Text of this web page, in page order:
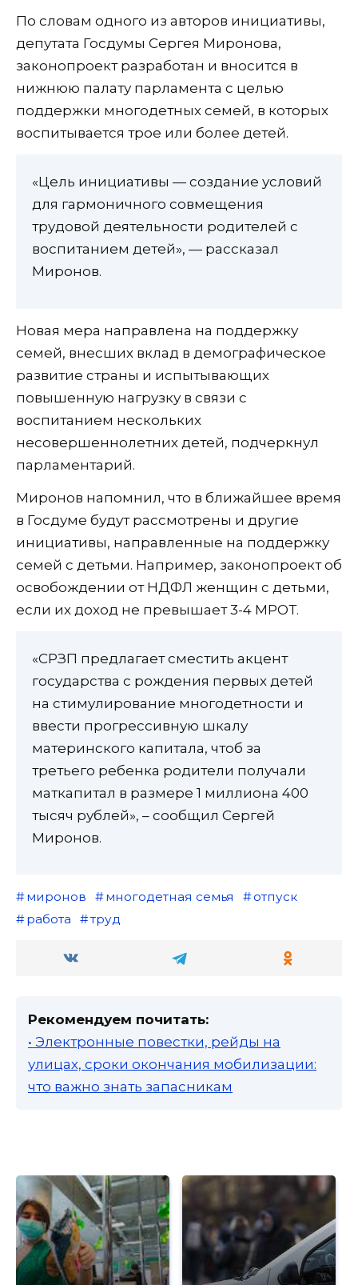
По словам одного из авторов инициативы,
депутата Госдумы Сергея Миронова,
законопроект разработан и вносится в
нижнюю палату парламента с целью
поддержки многодетных семей, в которых
воспитывается трое или более детей.
«Цель инициативы — создание условий
для гармоничного совмещения
трудовой деятельности родителей с
воспитанием детей», — рассказал
Миронов.
Новая мера направлена на поддержку
семей, внесших вклад в демографическое
развитие страны и испытывающих
повышенную нагрузку в связи с
воспитанием нескольких
несовершеннолетних детей, подчеркнул
парламентарий.
Миронов напомнил, что в ближайшее время
в Госдуме будут рассмотрены и другие
инициативы, направленные на поддержку
семей с детьми. Например, законопроект об
освобождении от НДФЛ женщин с детьми,
если их доход не превышает 3-4 МРОТ.
«СРЗП предлагает сместить акцент
государства с рождения первых детей
на стимулирование многодетности и
ввести прогрессивную шкалу
материнского капитала, чтоб за
третьего ребенка родители получали
маткапитал в размере 1 миллиона 400
тысяч рублей», – сообщил Сергей
Миронов.
миронов многодетная семья
отпуск
работа
труд
Рекомендуем почитать:
• Электронные повестки, рейды на
улицах, сроки окончания мобилизации:
что важно знать запасникам